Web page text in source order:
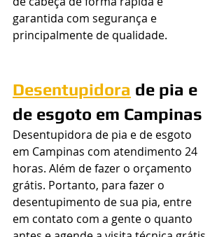
garantida com segurança e
principalmente de qualidade.
Desentupidora de pia e
de esgoto em Campinas
Desentupidora de pia e de esgoto
em Campinas com atendimento 24
horas. Além de fazer o orçamento
grátis. Portanto, para fazer o
desentupimento de sua pia, entre
em contato com a gente o quanto